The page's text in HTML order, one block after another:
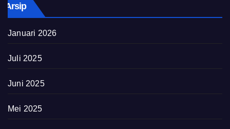
Arsip
Januari 2026
Juli 2025
Juni 2025
Mei 2025